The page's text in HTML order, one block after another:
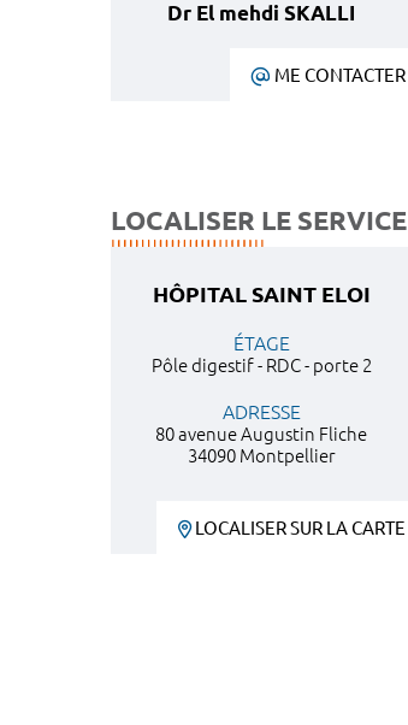
Dr El mehdi SKALLI
ME CONTACTER
LOCALISER LE SERVICE
HÔPITAL SAINT ELOI
ÉTAGE
Pôle digestif - RDC - porte 2
ADRESSE
80 avenue Augustin Fliche
34090 Montpellier
LOCALISER SUR LA CARTE